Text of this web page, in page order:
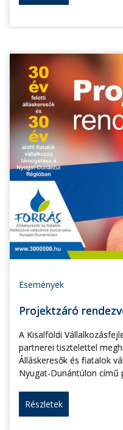
Események
Projektzáró
A Kisalföldi
partnerei tisztelettel
Álláskeresők és fiatalok
Nyugat-Dunántúlon című
Részletek